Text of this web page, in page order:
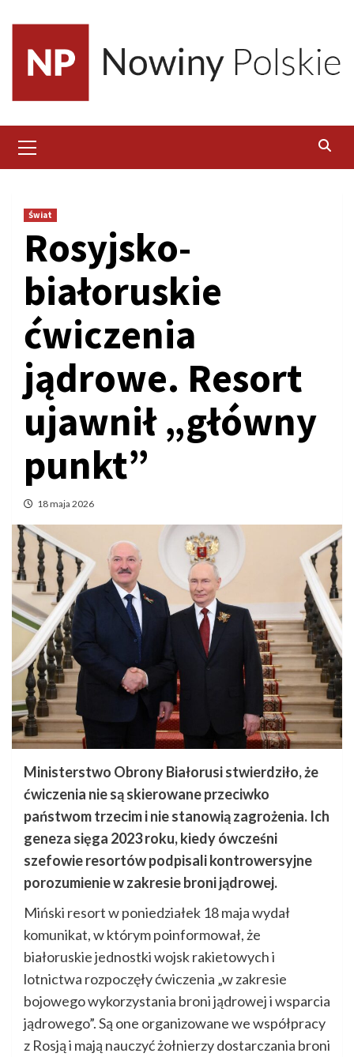
content
Menu
Świat
Rosyjsko-
białoruskie
ćwiczenia
jądrowe. Resort
ujawnił „główny
punkt”
18 maja 2026
Ministerstwo Obrony Białorusi stwierdziło, że
ćwiczenia nie są skierowane przeciwko
państwom trzecim i nie stanowią zagrożenia. Ich
geneza sięga 2023 roku, kiedy ówcześni
szefowie resortów podpisali kontrowersyjne
porozumienie w zakresie broni jądrowej.
Miński resort w poniedziałek 18 maja wydał
komunikat, w którym poinformował, że
białoruskie jednostki wojsk rakietowych i
lotnictwa rozpoczęły ćwiczenia „w zakresie
bojowego wykorzystania broni jądrowej i wsparcia
jądrowego”. Są one organizowane we współpracy
z Rosją i mają nauczyć żołnierzy dostarczania broni